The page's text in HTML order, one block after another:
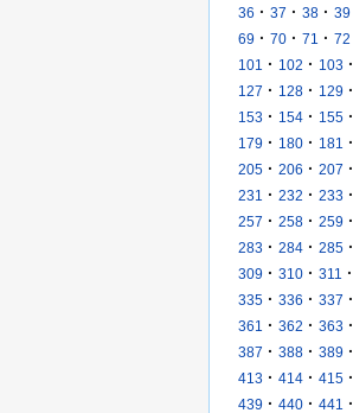
36 · 37 · 38 · 39
69 · 70 · 71 · 72
101
· 102 · 103 ·
127 · 128 · 129 ·
153 · 154 · 155 ·
179 · 180 · 181 ·
205 · 206 · 207 ·
231
· 232 · 233 ·
257 · 258 · 259 ·
283 · 284 · 285 ·
309 · 310 · 311 ·
335 · 336 · 337 ·
361
· 362 · 363 ·
387 · 388 · 389 ·
413 · 414 · 415 ·
439 · 440 · 441 ·